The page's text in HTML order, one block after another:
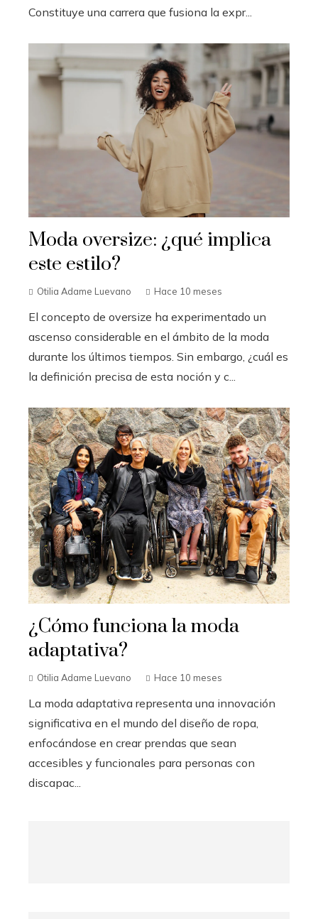
Constituye una carrera que fusiona la expr...
Moda oversize: ¿qué implica
este estilo?
Otilia Adame Luevano Hace 10 meses
El concepto de oversize ha experimentado un
ascenso considerable en el ámbito de la moda
durante los últimos tiempos. Sin embargo, ¿cuál es
la definición precisa de esta noción y c...
¿Cómo funciona la moda
adaptativa?
Otilia Adame Luevano Hace 10 meses
La moda adaptativa representa una innovación
significativa en el mundo del diseño de ropa,
enfocándose en crear prendas que sean
accesibles y funcionales para personas con
discapac...